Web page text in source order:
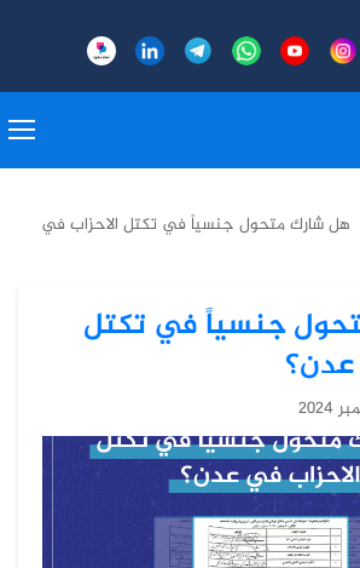
هل شارك متحول جنسياً في تكتل الاحزاب في
جنسياً في تكتل
عدن؟